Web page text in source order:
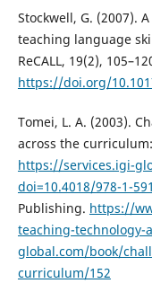
Stockwell, G. (2007).
teaching language
ReCALL, 19(2),
https://doi.org/
Tomei, L. A. (2003).
across the
https://services.igi-
doi=10.4018/978-1-
Publishing. https://
teaching-
global.com/book/
curriculum/152